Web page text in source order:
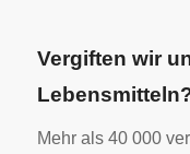
Vergiften wir
Mehr als 40 000